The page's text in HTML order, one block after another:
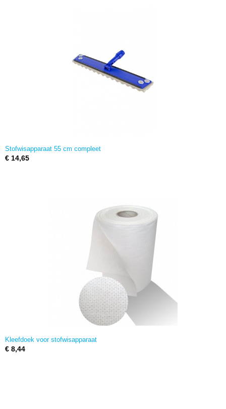
Stofwisapparaat 55 cm compleet
€ 14,65
Kleefdoek voor stofwisapparaat
€ 8,44